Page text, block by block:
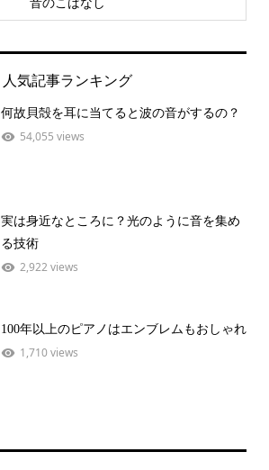
人気記事ランキング
何故貝殻を耳に当てると波の音がするの？
54,055 views
実は身近なところに？光のように音を集め
る技術
2,922 views
100年以上のピアノはエンブレムもおしゃれ
1,710 views